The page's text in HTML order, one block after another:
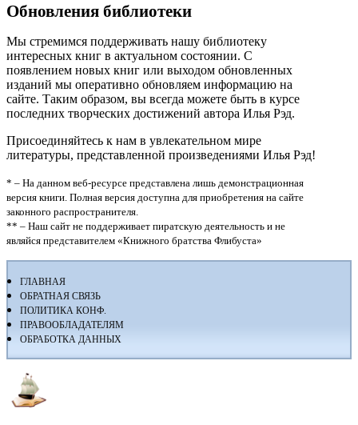
Обновления библиотеки
Мы стремимся поддерживать нашу библиотеку
интересных книг в актуальном состоянии. С
появлением новых книг или выходом обновленных
изданий мы оперативно обновляем информацию на
сайте. Таким образом, вы всегда можете быть в курсе
последних творческих достижений автора Илья Рэд.
Присоединяйтесь к нам в увлекательном мире
литературы, представленной произведениями Илья Рэд!
* – На данном веб-ресурсе представлена лишь демонстрационная
версия книги. Полная версия доступна для приобретения на сайте
законного распространителя.
** – Наш сайт не поддерживает пиратскую деятельность и не
являйся представителем «Книжного братства Флибуста»
ГЛАВНАЯ
ОБРАТНАЯ СВЯЗЬ
ПОЛИТИКА КОНФ.
ПРАВООБЛАДАТЕЛЯМ
ОБРАБОТКА ДАННЫХ